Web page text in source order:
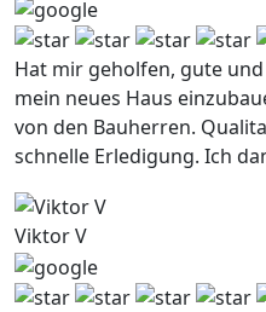
Hat mir geholfen, gute
mein neues Haus
von den Bauherren.
schnelle Erledigung. Ich
Viktor V